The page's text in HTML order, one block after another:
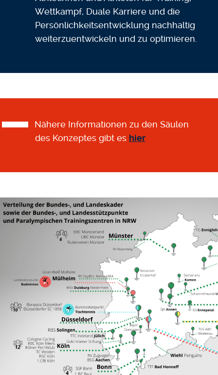
Wettkampf, Duale Karriere und die
Persönlichkeitsentwicklung nachhaltig
weiterzuentwickeln und zu optimieren.
Nähere Informationen zu den Säulen
des Konzeptes gibt es hier